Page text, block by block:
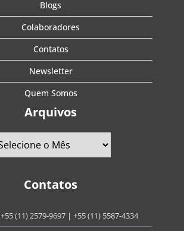
Blogs
Colaboradores
Contatos
Newsletter
Quem Somos
Arquivos
Contatos
+55 (11) 2579-9697 | +55 (11) 5587-4334